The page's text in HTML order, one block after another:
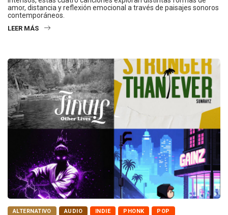
amor, distancia y reflexión emocional a través de paisajes sonoros
contemporáneos.
LEER MÁS
ALTERNATIVO AUDIO INDIE PHONK POP